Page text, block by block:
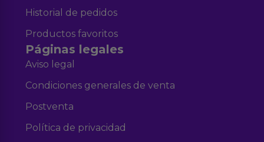
Historial de pedidos
Productos favoritos
Páginas legales
Aviso legal
Condiciones generales de venta
Postventa
Política de privacidad